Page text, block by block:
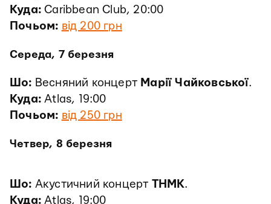
Куда: Caribbean Club, 20:00
Почьом: від 200 грн
Середа, 7 березня
Шо: Весняний концерт Марії Чайковської.
Куда: Atlas, 19:00
Почьом: від 250 грн
Четвер, 8 березня
Шо: Акустичний концерт ТНМК.
Куда: Atlas, 19:00